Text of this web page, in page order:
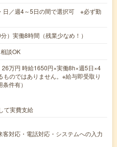
日／週4～5日の間で選択可 ※必ず勤
）実働8時間（残業少なめ！）
談OK
万円 時給1650円×実働8h×週5日×4
のではありません。※給与即受取り
件有）
て実費支給
客対応・電話対応・システムへの入力